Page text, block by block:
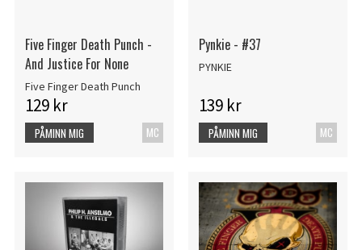
Five Finger Death Punch -
And Justice For None
Five Finger Death Punch
129 kr
MC
PÅMINN MIG
Pynkie - #37
PYNKIE
139 kr
MC
PÅMINN MIG